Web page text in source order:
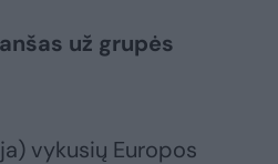
už grupės
vykusių Europos